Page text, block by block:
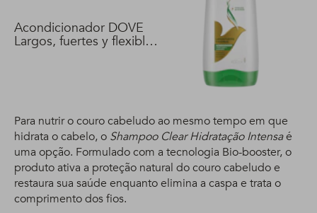
Acondicionador DOVE
Largos, fuertes y flexibles
Para nutrir o couro cabeludo ao mesmo tempo em que
hidrata o cabelo, o Shampoo Clear Hidratação Intensaé
uma opção. Formulado com a tecnologia Bio-booster, o
produto ativa a proteção natural do couro cabeludo e
restaura sua saúde enquanto elimina a caspa e trata o
comprimento dos fios.